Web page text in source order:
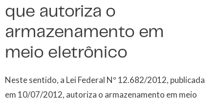
que autoriza o
armazenamento em
meio eletrônico
Neste sentido, a Lei Federal Nº 12.682/2012, publicada
em 10/07/2012, autoriza o armazenamento em meio